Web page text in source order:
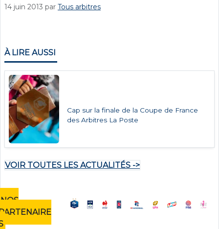
14 juin 2013 par Tous arbitres
À LIRE AUSSI
Cap sur la finale de la Coupe de France
des Arbitres La Poste
VOIR TOUTES LES ACTUALITÉS ->
NOS